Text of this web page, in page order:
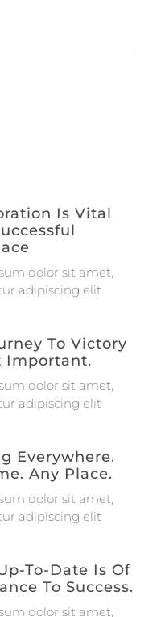
Is Vital
dolor sit amet,
adipiscing elit
To Victory
Important.
dolor sit amet,
adipiscing elit
Everywhere.
Any Place.
dolor sit amet,
adipiscing elit
To-Date Is Of
To Success.
dolor sit amet,